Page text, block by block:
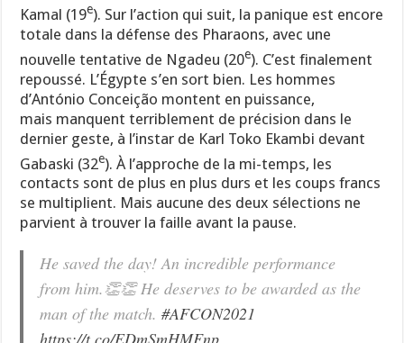
Kamal (19e). Sur l’action qui suit, la panique est encore
totale dans la défense des Pharaons, avec une
nouvelle tentative de Ngadeu (20e). C’est finalement
repoussé. L’Égypte s’en sort bien. Les hommes
d’António Conceição montent en puissance,
mais manquent terriblement de précision dans le
dernier geste, à l’instar de Karl Toko Ekambi devant
Gabaski (32e). À l’approche de la mi-temps, les
contacts sont de plus en plus durs et les coups francs
se multiplient. Mais aucune des deux sélections ne
parvient à trouver la faille avant la pause.
He saved the day! An incredible performance
from him.👏👏 He deserves to be awarded as the
man of the match.#AFCON2021